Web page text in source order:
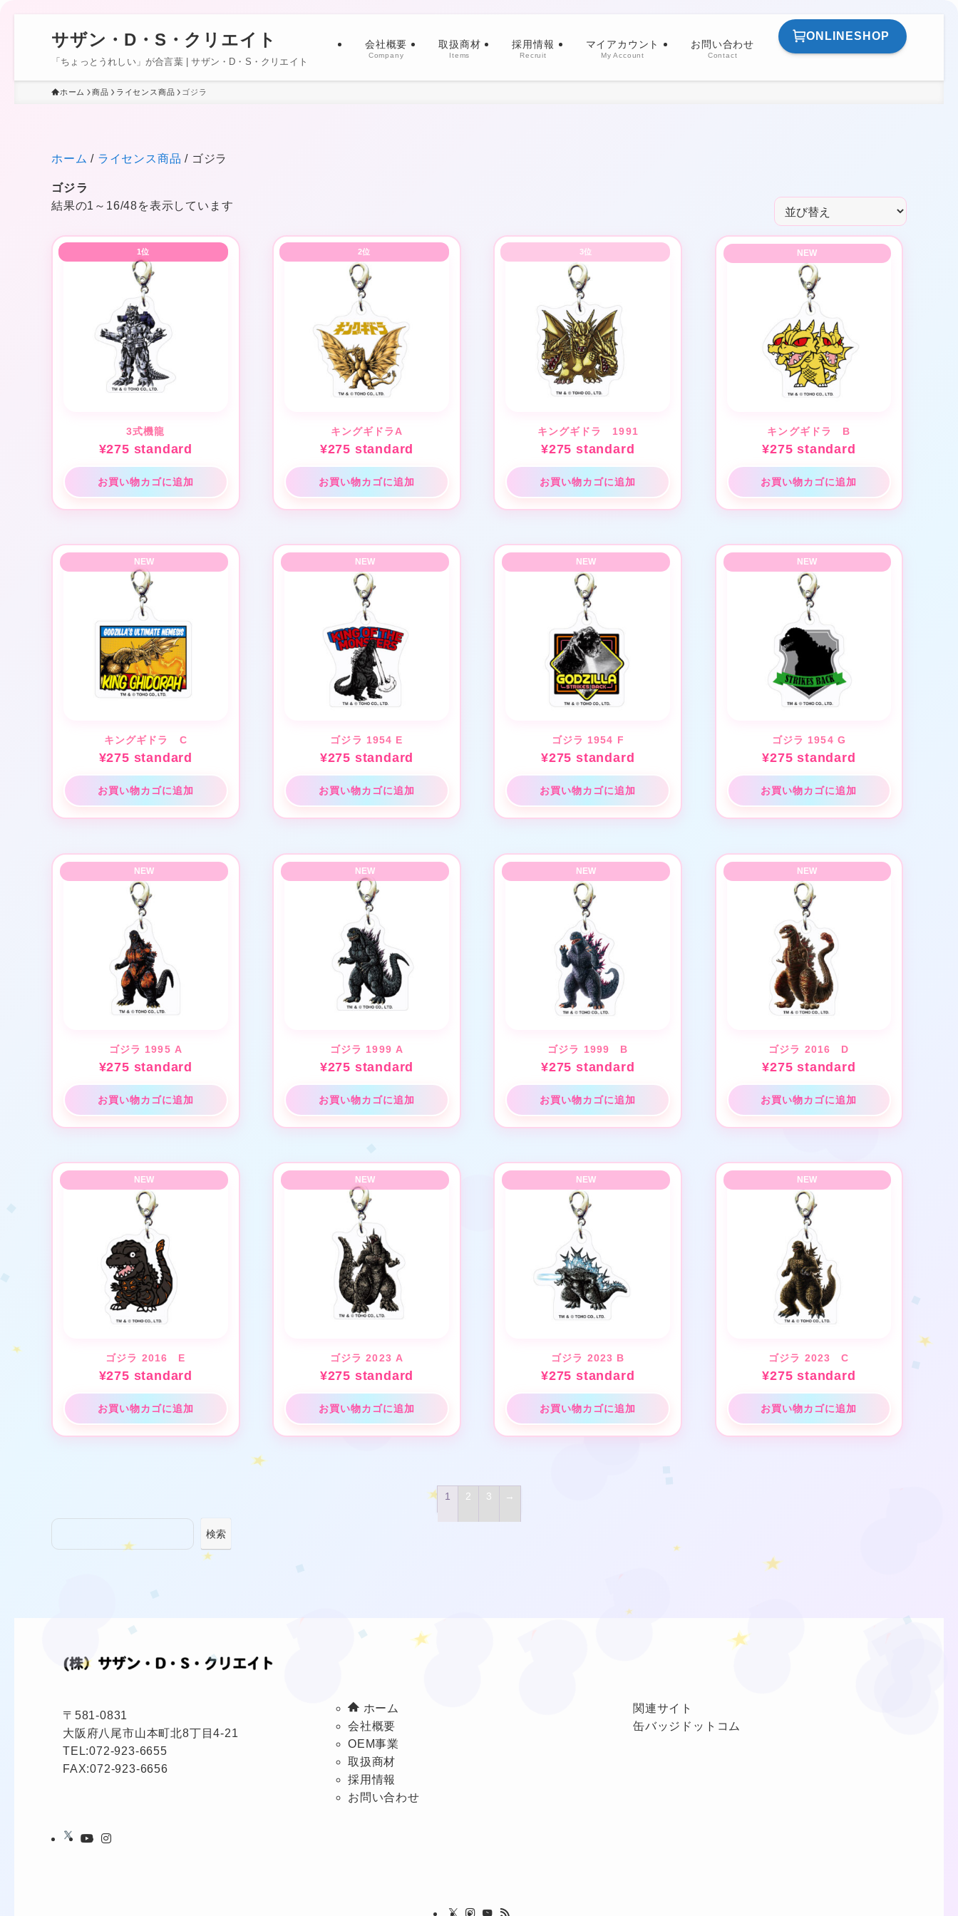
サザン・D・S・クリエイト
「ちょっとうれしい」が合言葉 | サザン・D・S・クリエイト
会社概要
Company
取扱商材
Items
採用情報
Recruit
マイアカウント
My Account
お問い合わせ
Contact
ONLINESHOP
ホーム 商品 ライセンス商品 ゴジラ
ホーム / ライセンス商品 / ゴジラ
ゴジラ
結果の1～16/48を表示しています
3式機龍
¥275 standard
お買い物カゴに追加
キングギドラA
¥275 standard
お買い物カゴに追加
キングギドラ 1991
¥275 standard
お買い物カゴに追加
キングギドラ B
¥275 standard
お買い物カゴに追加
キングギドラ C
¥275 standard
お買い物カゴに追加
ゴジラ 1954 E
¥275 standard
お買い物カゴに追加
ゴジラ 1954 F
¥275 standard
お買い物カゴに追加
ゴジラ 1954 G
¥275 standard
お買い物カゴに追加
ゴジラ 1995 A
¥275 standard
お買い物カゴに追加
ゴジラ 1999 A
¥275 standard
お買い物カゴに追加
ゴジラ 1999 B
¥275 standard
お買い物カゴに追加
ゴジラ 2016 D
¥275 standard
お買い物カゴに追加
ゴジラ 2016 E
¥275 standard
お買い物カゴに追加
ゴジラ 2023 A
¥275 standard
お買い物カゴに追加
ゴジラ 2023 B
¥275 standard
お買い物カゴに追加
ゴジラ 2023 C
¥275 standard
お買い物カゴに追加
1 2 3 →
検索
〒581-0831
大阪府八尾市山本町北8丁目4-21
TEL:072-923-6655
FAX:072-923-6656
★
❤
★
❤
❤
❤
★
ホーム
会社概要
OEM事業
取扱商材
採用情報
お問い合わせ
関連サイト
缶バッジドットコム